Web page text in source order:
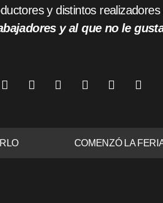
y distintos
y al que no le
COMENZÓ LA